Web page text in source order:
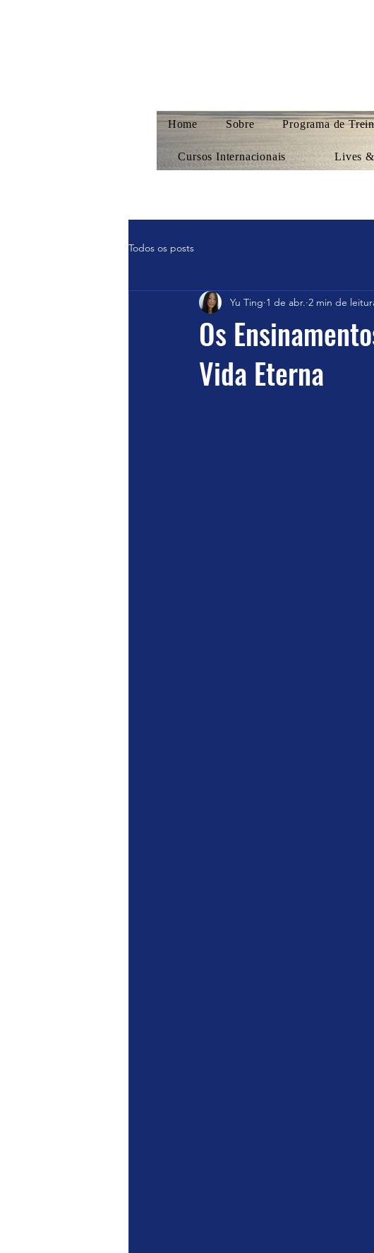
Home Sobre Programa de
Cursos Internacionais Lives
Todos os posts
Os
Vida Eterna
Yu Ting 1 de abr. 2 min de